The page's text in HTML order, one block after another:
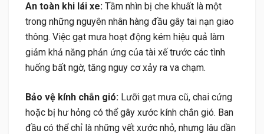
An toàn khi lái xe: Tầm nhìn bị che khuất là một
trong những nguyên nhân hàng đầu gây tai nạn giao
thông. Việc gạt mưa hoạt động kém hiệu quả làm
giảm khả năng phản ứng của tài xế trước các tình
huống bất ngờ, tăng nguy cơ xảy ra va chạm.
Bảo vệ kính chắn gió: Lưỡi gạt mưa cũ, chai cứng
hoặc bị hư hỏng có thể gây xước kính chắn gió. Ban
đầu có thể chỉ là những vết xước nhỏ, nhưng lâu dần